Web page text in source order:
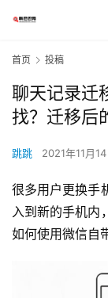
首页 投稿
聊天记录迁
找？迁移后
跳跳 2021年11月
很多用户更换手
入到新的手机内
如何使用微信自